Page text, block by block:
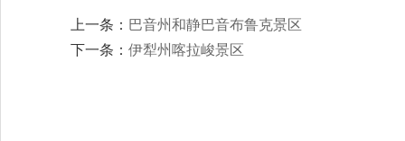
上一条： 巴音州和静巴音布鲁克景区
下一条： 伊犁州喀拉峻景区